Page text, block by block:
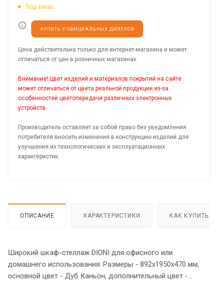
Под заказ
КУПИТЬ У ОФИЦИАЛЬНЫХ ДИЛЕРОВ
Цена действительна только для интернет-магазина и может
отличаться от цен в розничных магазинах.
Внимание! Цвет изделий и материалов покрытий на сайте
может отличаться от цвета реальной продукции из-за
особенностей цветопередачи различных электронных
устройств.
Производитель оставляет за собой право без уведомления
потребителя вносить изменения в конструкцию изделий для
улучшения их технологических и эксплуатационных
характеристик.
ОПИСАНИЕ ХАРАКТЕРИСТИКИ КАК КУПИТЬ
Широкий шкаф-стеллаж DIONI для офисного или
домашнего использования. Размеры - 892х1950х470 мм,
основной цвет - Дуб Каньон, дополнительный цвет -